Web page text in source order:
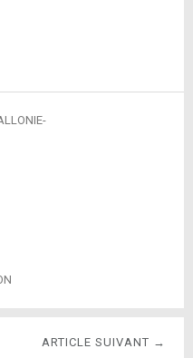
ARTICLE SUIVANT →